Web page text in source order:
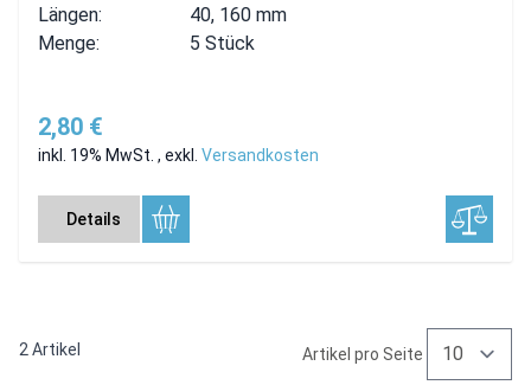
Längen:
40, 160 mm
Menge:
5 Stück
2,80 €
inkl. 19% MwSt. , exkl. Versandkosten
Details
2 Artikel Artikel pro Seite